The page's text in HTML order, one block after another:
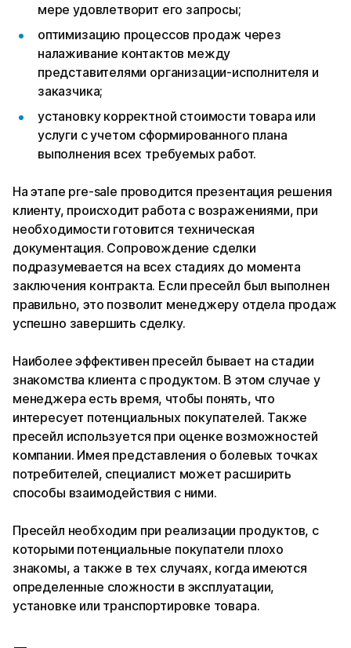
мере удовлетворит его запросы;
оптимизацию процессов продаж через
налаживание контактов между
представителями организации-исполнителя и
заказчика;
установку корректной стоимости товара или
услуги с учетом сформированного плана
выполнения всех требуемых работ.
На этапе pre-sale проводится презентация решения
клиенту, происходит работа с возражениями, при
необходимости готовится техническая
документация. Сопровождение сделки
подразумевается на всех стадиях до момента
заключения контракта. Если пресейл был выполнен
правильно, это позволит менеджеру отдела продаж
успешно завершить сделку.
Наиболее эффективен пресейл бывает на стадии
знакомства клиента с продуктом. В этом случае у
менеджера есть время, чтобы понять, что
интересует потенциальных покупателей. Также
пресейл используется при оценке возможностей
компании. Имея представления о болевых точках
потребителей, специалист может расширить
способы взаимодействия с ними.
Пресейл необходим при реализации продуктов, с
которыми потенциальные покупатели плохо
знакомы, а также в тех случаях, когда имеются
определенные сложности в эксплуатации,
установке или транспортировке товара.